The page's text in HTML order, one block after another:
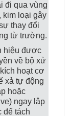
đi qua vùng
kim loại gây
thay đổi
từ trường.
hiệu được
về bộ xử
kích hoạt cơ
xả tự động
hoặc
ngay lập
để tách